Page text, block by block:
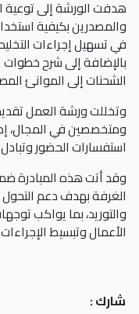
هدفت الورشة إلى توعية
والمصدرين بكيفية
في تسهيل إجراءات
الشحنات إلى الموانئ
وتخللت ورشة العمل
ومتخصصين في المجال،
استفسارات الحضور
وقد أتت هذه المبادرة
الغرفة بهدف دعم
والتوريد، بما يواكب
الأعمال وتبسيط
شارك :